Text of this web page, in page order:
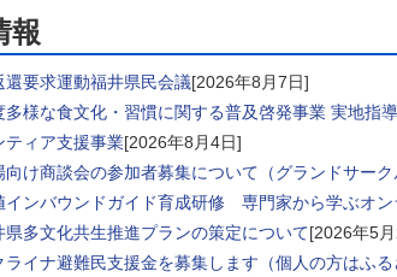
港湾
報
還要求運動福井県民会議[2026年8月7日]
多様な食文化・習慣に関する普及啓発事業 実地指
ティア支援事業[2026年8月4日]
向け商談会の参加者募集について（グランドサーク
インバウンドガイド育成研修 専門家から学ぶオ
県多文化共生推進プランの策定について[2026年5
ライナ避難民支援金を募集します（個人の方はふ